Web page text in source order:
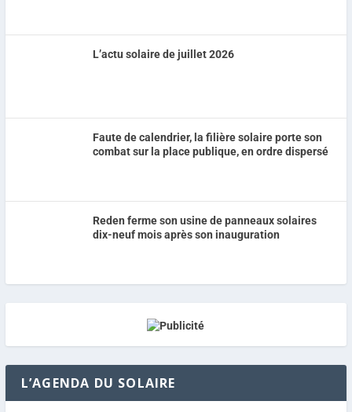
L’actu solaire de juillet 2026
Faute de calendrier, la filière solaire porte son
combat sur la place publique, en ordre dispersé
Reden ferme son usine de panneaux solaires
dix-neuf mois après son inauguration
L’AGENDA DU SOLAIRE